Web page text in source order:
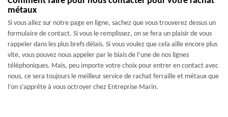
métaux
Si vous allez sur notre page en ligne, sachez que vous trouverez dessus un
formulaire de contact. Si vous le remplissez, on se fera un plaisir de vous
rappeler dans les plus brefs délais. Si vous voulez que cela aille encore plus
vite, vous pouvez nous appeler par le biais de l’une de nos lignes
téléphoniques. Mais, peu importe votre choix pour entrer en contact avec
nous, ce sera toujours le meilleur service de rachat ferraille et métaux que
l’on s’apprête à vous octroyer chez Entreprise Marin.